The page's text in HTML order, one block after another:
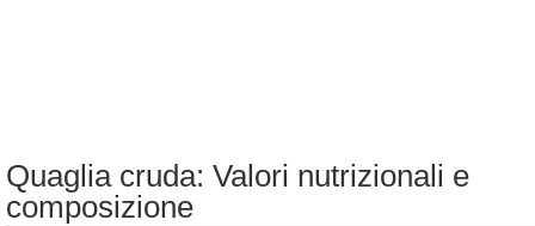
Quaglia cruda: Valori nutrizionali e
composizione